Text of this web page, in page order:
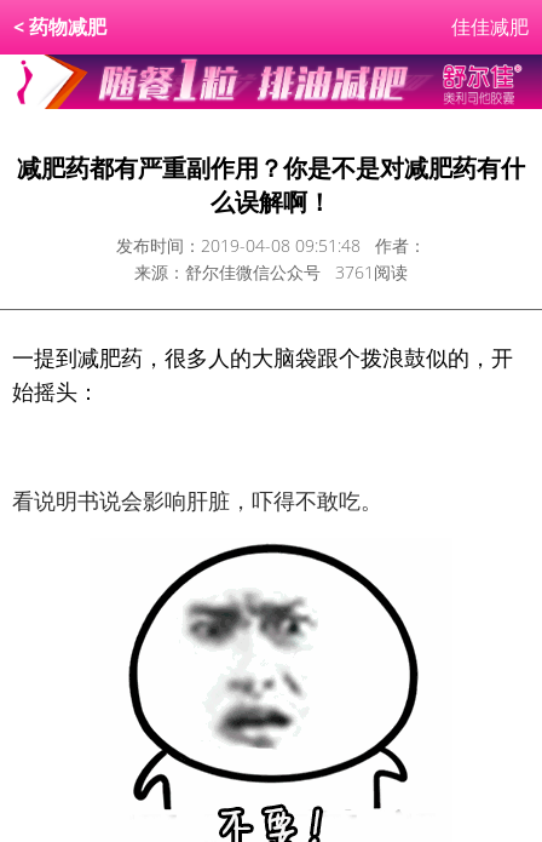
<药物减肥 佳佳减肥
减肥药都有严重副作用？你是不是对减肥药有什
么误解啊！
发布时间：2019-04-08 09:51:48 作者：
来源：舒尔佳微信公众号 3761阅读
一提到减肥药，很多人的大脑袋跟个拨浪鼓似的，开
始摇头：
看说明书说会影响肝脏，吓得不敢吃。